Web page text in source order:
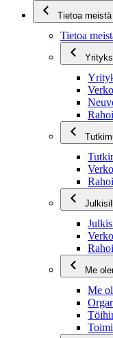
Tietoa meistä
Tietoa
Me
Me